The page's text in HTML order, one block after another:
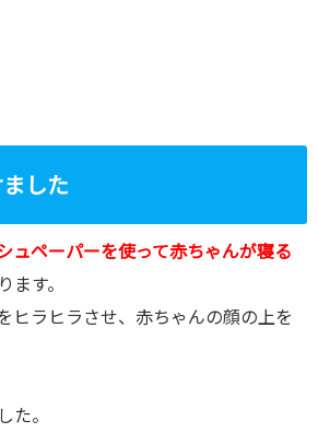
した
ュペーパーを使って赤ちゃんが寝る
ます。
ヒラヒラさせ、赤ちゃんの顔の上を
た。